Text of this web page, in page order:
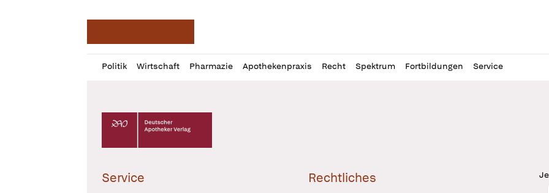
Politik Wirtschaft Pharmazie Apothekenpraxis Recht Spektrum Fortbildungen Service
Profil
öffnen
Daz
Pur
Deutscher Apotheker Verlag Logo
Service Rechtliches